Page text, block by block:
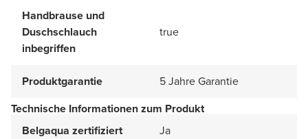
Handbrause und
Duschschlauch
inbegriffen
true
Produktgarantie
5 Jahre Garantie
Technische Informationen zum Produkt
Belgaqua zertifiziert
Ja